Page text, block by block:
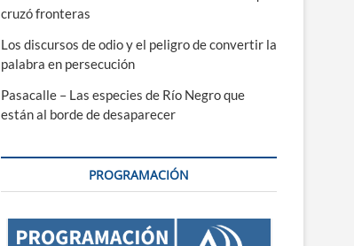
cruzó fronteras
Los discursos de odio y el peligro de convertir la
palabra en persecución
Pasacalle – Las especies de Río Negro que
están al borde de desaparecer
PROGRAMACIÓN